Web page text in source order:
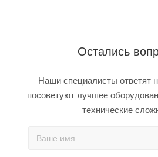
Остались
Наши специалисты ответят
посоветуют лучшее
технические